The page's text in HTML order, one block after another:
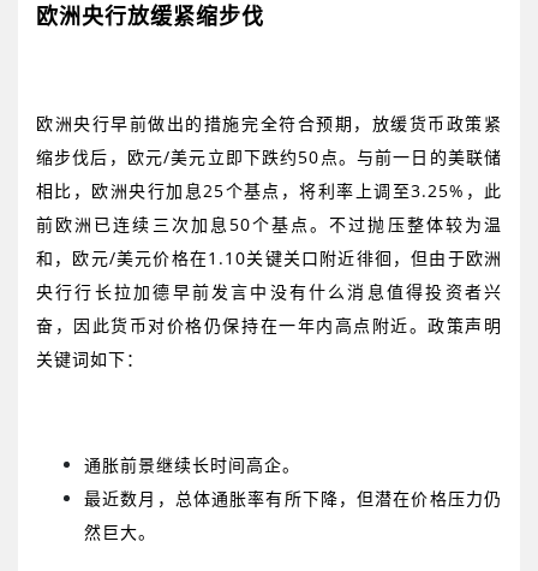
欧洲央行放缓紧缩步伐
欧洲央行早前做出的措施完全符合预期，放缓货币政策紧
缩步伐后，欧元/美元立即下跌约50点。与前一日的美联储
相比，欧洲央行加息25个基点，将利率上调至3.25% ，此
前欧洲已连续三次加息 50个基点。不过抛压整体较为温
和，欧元/美元价格在1.10关键关口附近徘徊，但由于欧洲
央行行长拉加德早前发言中没有什么消息值得投资者兴
奋，因此货币对价格仍保持在一年内高点附近。政策声明
关键词如下：
通胀前景继续长时间高企。
最近数月，总体通胀率有所下降，但潜在价格压力仍
然巨大。